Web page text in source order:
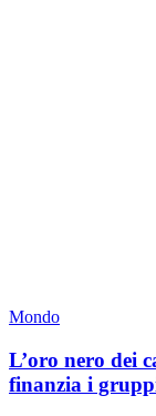
Mondo
L’oro nero dei
finanzia i